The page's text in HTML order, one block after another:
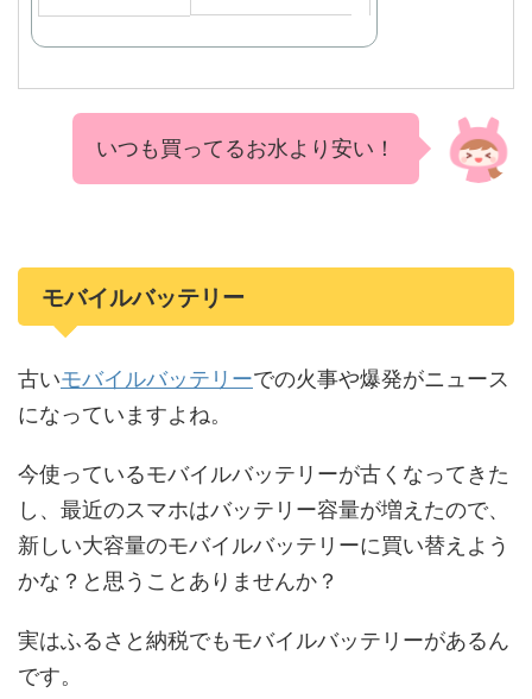
いつも買ってるお水より安い！
モバイルバッテリー
古いモバイルバッテリーでの火事や爆発がニュース
になっていますよね。
今使っているモバイルバッテリーが古くなってきた
し、最近のスマホはバッテリー容量が増えたので、
新しい大容量のモバイルバッテリーに買い替えよう
かな？と思うことありませんか？
実はふるさと納税でもモバイルバッテリーがあるん
です。